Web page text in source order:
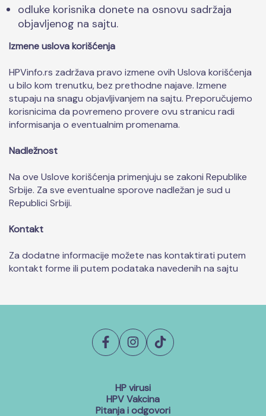
odluke korisnika donete na osnovu sadržaja
objavljenog na sajtu.
Izmene uslova korišćenja
HPVinfo.rs zadržava pravo izmene ovih Uslova korišćenja
u bilo kom trenutku, bez prethodne najave. Izmene
stupaju na snagu objavljivanjem na sajtu. Preporučujemo
korisnicima da povremeno provere ovu stranicu radi
informisanja o eventualnim promenama.
Nadležnost
Na ove Uslove korišćenja primenjuju se zakoni Republike
Srbije. Za sve eventualne sporove nadležan je sud u
Republici Srbiji.
Kontakt
Za dodatne informacije možete nas kontaktirati putem
kontakt forme ili putem podataka navedenih na sajtu
HP virusi
HPV Vakcina
Pitanja i odgovori